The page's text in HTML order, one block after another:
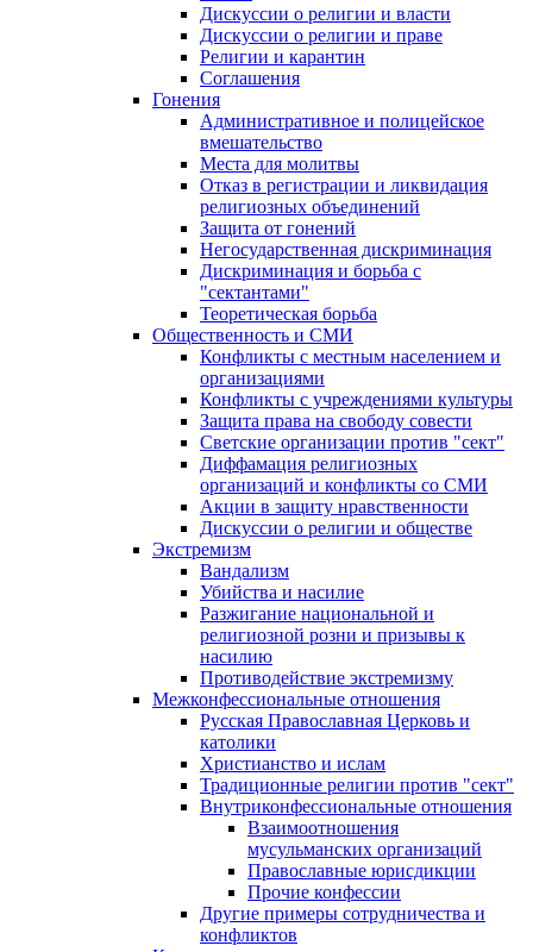
Дискуссии о религии и власти
Дискуссии о религии и праве
Религии и карантин
Соглашения
Гонения
Административное и полицейское
вмешательство
Места для молитвы
Отказ в регистрации и ликвидация
религиозных объединений
Защита от гонений
Негосударственная дискриминация
Дискриминация и борьба с
"сектантами"
Теоретическая борьба
Общественность и СМИ
Конфликты с местным населением и
организациями
Конфликты с учреждениями культуры
Защита права на свободу совести
Светские организации против "сект"
Диффамация религиозных
организаций и конфликты со СМИ
Акции в защиту нравственности
Дискуссии о религии и обществе
Экстремизм
Вандализм
Убийства и насилие
Разжигание национальной и
религиозной розни и призывы к
насилию
Противодействие экстремизму
Межконфессиональные отношения
Русская Православная Церковь и
католики
Христианство и ислам
Традиционные религии против "сект"
Внутриконфессиональные отношения
Взаимоотношения
мусульманских организаций
Православные юрисдикции
Прочие конфессии
Другие примеры сотрудничества и
конфликтов